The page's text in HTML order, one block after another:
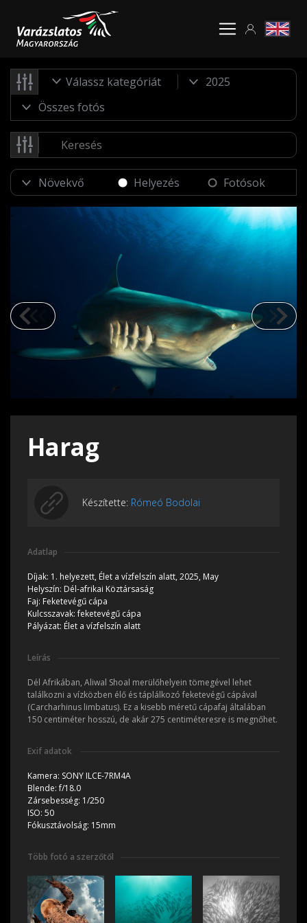
Válassz kategóriát
Helyezés Fotósok
Harag
Készítette: Rómeó Bodolai
Adatlap
Díjak: 1. helyezett, Élet a vízfelszín alatt, 2025, May
Helyszín: Dél-afrikai Köztársaság
Faj: Feketevégű cápa
Kulcsszavak:feketevégű cápa
Pályázat: Élet a vízfelszín alatt
Leírás
Dél Afrikában, Aliwal Shoal merülőhelyein tömegével lehet
találkozni a vízközben élő és táplálkozó feketevégű cápával
(Carcharhinus limbatus). Ez a kisebb méretű cápafaj általában
150 centiméter hosszú, de akár 275 centiméteresre is megnőhet.
Exif adatok
Kamera: SONY ILCE-7RM4A
Blende:f/18.0
Zársebesség: 1/250
ISO: 50
Fókusztávolság: 15mm
Több fotó a szerzőtől